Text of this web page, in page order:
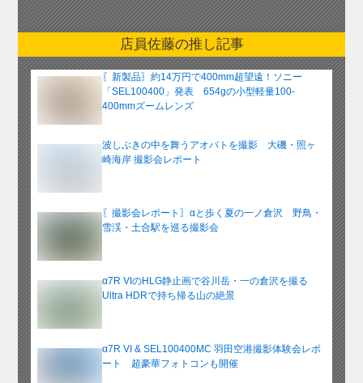
ア
ー
カ
イ
ブ
店員佐藤の推し記事
〖新製品〗約14万円で400mm超望遠！ソニー
「SEL100400」発表 654gの小型軽量100-
400mmズームレンズ
波しぶきの中を舞うアオバトを撮影 大磯・照ヶ
崎海岸 撮影会レポート
〖撮影会レポート〗αと歩く夏の一ノ倉沢 野鳥・
雪渓・土合駅を巡る撮影会
α7R VIのHLG静止画で谷川岳・一の倉沢を撮る
Ultra HDRで持ち帰る山の絶景
α7R VI & SEL100400MC 羽田空港撮影体験会レポ
ート 超豪華フォトコンも開催